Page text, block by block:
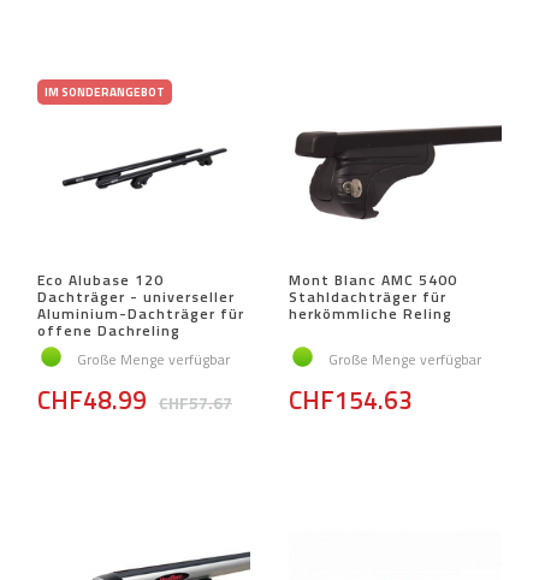
IM SONDERANGEBOT
Eco Alubase 120
Dachträger - universeller
Aluminium-Dachträger für
offene Dachreling
Große Menge verfügbar
CHF57.67
CHF48.99
Mont Blanc AMC 5400
Stahldachträger für
herkömmliche Reling
Große Menge verfügbar
CHF154.63